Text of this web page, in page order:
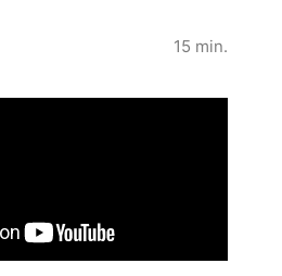
15 min.